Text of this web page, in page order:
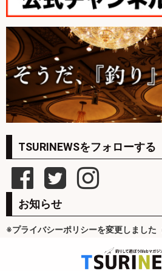
TSURINEWSをフォローする
お知らせ
※プライバシーポリシーを変更しました